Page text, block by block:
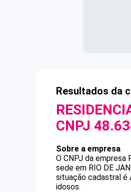
Resultados da
CNPJ
Sobre a empresa
O CNPJ da empresa
sede em RIO DE
situação cadastral é
idosos.